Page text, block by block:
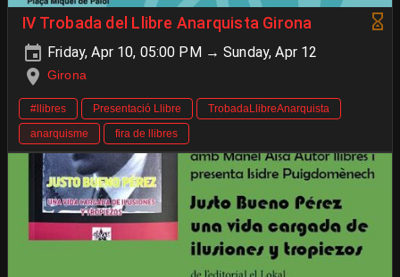
IV Trobada del Llibre Anarquista Girona
Friday, Apr 10, 05:00 PM → Sunday, Apr 12
Girona
#llibres Presentació Llibre
TrobadaLlibreAnarquista
anarquisme
fira de llibres